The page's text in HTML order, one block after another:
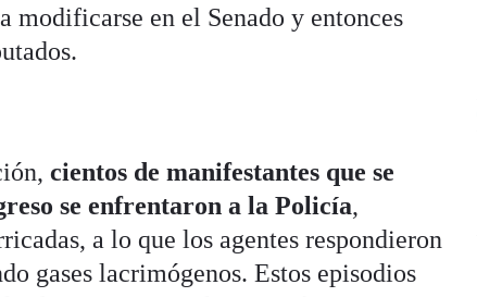
modificarse en el Senado y entonces
cientos de manifestantes que se
se enfrentaron a la Policía,
a lo que los agentes respondieron
gases lacrimógenos. Estos episodios